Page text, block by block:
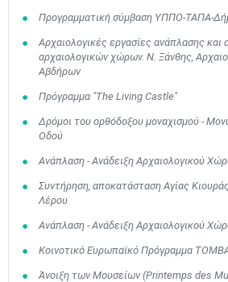
Προγραμματική σύμβαση ΥΠΠΟ-ΤΑΠΑ-
Αρχαιολογικές εργασίες ανάπλασης και
αρχαιολογικών χώρων. Ν. Ξάνθης,
Αβδήρων
Πρόγραμμα "The Living Castle"
Δρόμοι του ορθόδοξου μοναχισμού -
Οδού
Ανάπλαση - Ανάδειξη Αρχαιολογικού
Συντήρηση, αποκατάσταση Αγίας
Λέρου
Ανάπλαση - Ανάδειξη Αρχαιολογικού
Κοινοτικό Ευρωπαϊκό Πρόγραμμα
Άνοιξη των Μουσείων (Printemps des